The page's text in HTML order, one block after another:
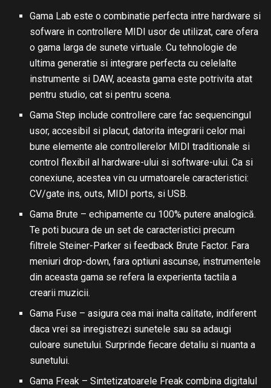
Gama Lab este o combinatie perfecta intre hardware si
sofware in controllere MIDI usor de utilizat, care ofera
o gama larga de sunete virtuale. Cu tehnologie de
ultima generatie si integrare perfecta cu celelalte
instrumente si DAW, aceasta gama este potrivita atat
pentru studio, cat si pentru scena.
Gama Step include controllere care fac sequencingul
usor, accesibil si placut, datorita integrarii celor mai
bune elemente ale controllerelor MIDI traditionale si
control flexibil al hardware-ului si software-ului. Ca si
conexiune, acestea vin cu urmatoarele caracteristici:
CV/gate ins, outs, MIDI ports, si USB.
Gama Brute – echipamente cu 100% putere analogică.
Te poti bucura de un set de caracteristici precum
filtrele Steiner-Parker si feedback Brute Factor. Fara
meniuri drop-down, fara optiuni ascunse, instrumentele
din aceasta gama se refera la experienta tactila a
crearii muzicii.
Gama Fuse – asigura cea mai inalta calitate, indiferent
daca vrei sa inregistrezi sunetele sau sa adaugi
culoare sunetului. Surprinde fiecare detaliu si nuanta a
sunetului.
Gama Freak – Sintetizatoarele Freak combina digitalul